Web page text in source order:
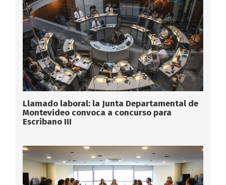
Llamado laboral: la Junta Departamental de
Montevideo convoca a concurso para
Escribano III